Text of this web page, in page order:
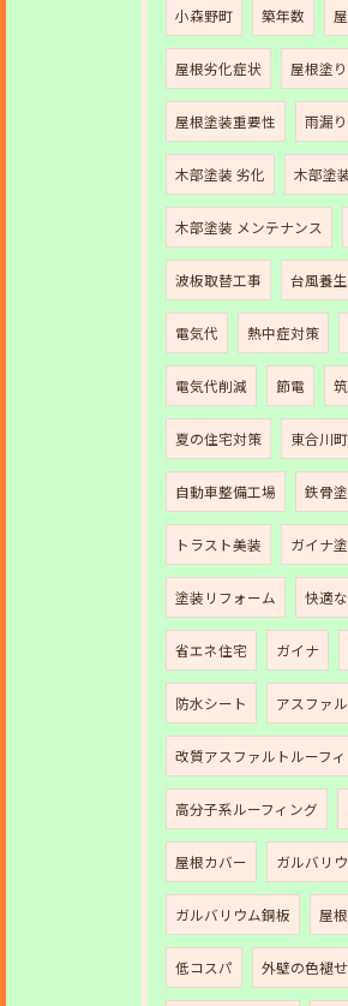
小森野町 築年数
屋根劣化症状 屋根塗
屋根塗装重要性 雨漏
木部塗装 劣化 木部塗
木部塗装 メンテナンス
波板取替工事 台風養生
電気代 熱中症対策
電気代削減 節電
夏の住宅対策 東合川町
自動車整備工場 鉄骨
トラスト美装 ガイナ
塗装リフォーム 快適
省エネ住宅 ガイナ
防水シート アスファ
改質アスファルトルーフ
高分子系ルーフィング
屋根カバー ガルバリ
ガルバリウム銅板 屋
低コスパ 外壁の色褪せ